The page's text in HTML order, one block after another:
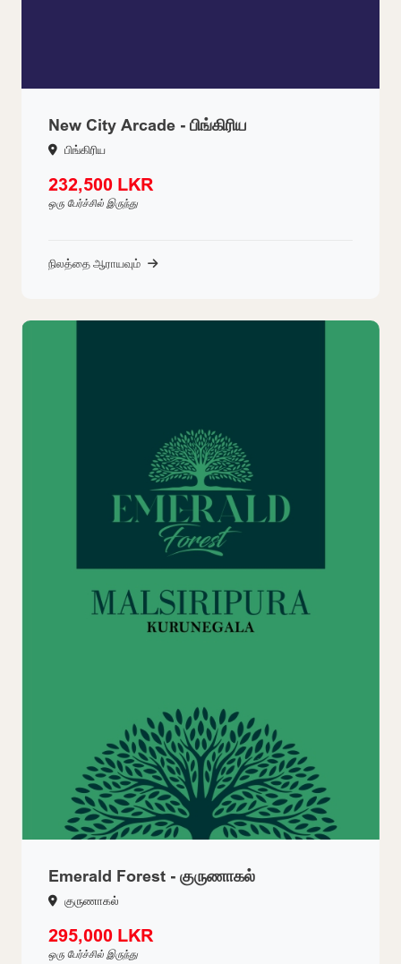
New City Arcade - பிங்கிரிய
பிங்கிரிய
232,500 LKR
ஒரு பேர்ச்சில் இருந்து
நிலத்தை ஆராயவும்
Emerald Forest - குருணாகல்
குருணாகல்
295,000 LKR
ஒரு பேர்ச்சில் இருந்து